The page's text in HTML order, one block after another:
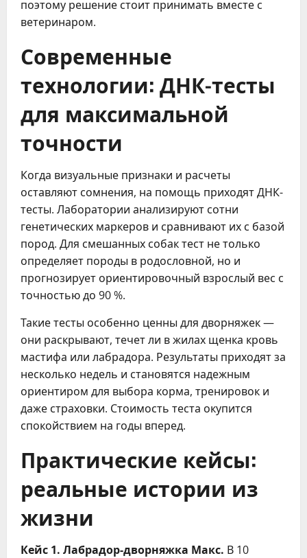
поэтому решение стоит принимать вместе с
ветеринаром.
Современные
технологии: ДНК-тесты
для максимальной
точности
Когда визуальные признаки и расчеты
оставляют сомнения, на помощь приходят ДНК-
тесты. Лаборатории анализируют сотни
генетических маркеров и сравнивают их с базой
пород. Для смешанных собак тест не только
определяет породы в родословной, но и
прогнозирует ориентировочный взрослый вес с
точностью до 90 %.
Такие тесты особенно ценны для дворняжек —
они раскрывают, течет ли в жилах щенка кровь
мастифа или лабрадора. Результаты приходят за
несколько недель и становятся надежным
ориентиром для выбора корма, тренировок и
даже страховки. Стоимость теста окупится
спокойствием на годы вперед.
Практические кейсы:
реальные истории из
жизни
Кейс 1. Лабрадор-дворняжка Макс. В 10